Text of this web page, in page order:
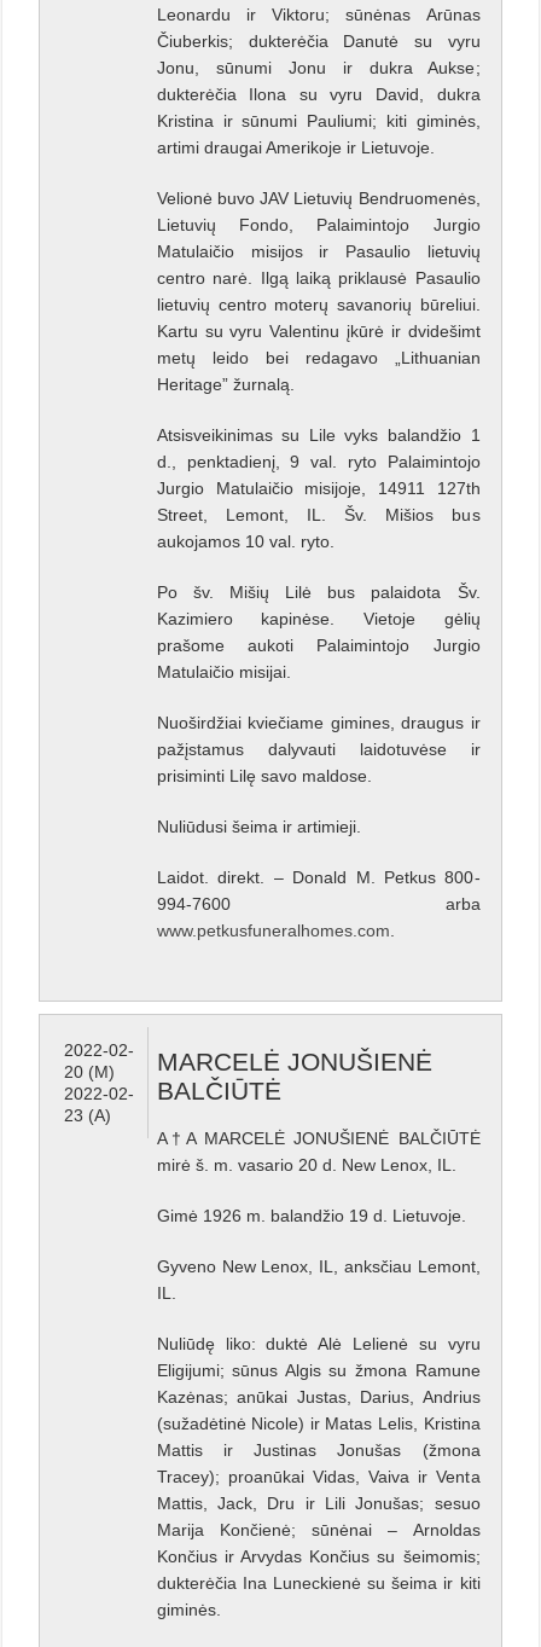
Leonardu ir Viktoru; sūnėnas Arūnas
Čiuberkis; dukterėčia Danutė su vyru
Jonu, sūnumi Jonu ir dukra Aukse;
dukterėčia Ilona su vyru David, dukra
Kristina ir sūnumi Pauliumi; kiti giminės,
artimi draugai Amerikoje ir Lietuvoje.
Velionė buvo JAV Lietuvių Bendruomenės,
Lietuvių Fondo, Palaimintojo Jurgio
Matulaičio misijos ir Pasaulio lietuvių
centro narė. Ilgą laiką priklausė Pasaulio
lietuvių centro moterų savanorių būreliui.
Kartu su vyru Valentinu įkūrė ir dvidešimt
metų leido bei redagavo „Lithuanian
Heritage” žurnalą.
Atsisveikinimas su Lile vyks balandžio 1
d., penktadienį, 9 val. ryto Palaimintojo
Jurgio Matulaičio misijoje, 14911 127th
Street, Lemont, IL. Šv. Mišios bus
aukojamos 10 val. ryto.
Po šv. Mišių Lilė bus palaidota Šv.
Kazimiero kapinėse. Vietoje gėlių
prašome aukoti Palaimintojo Jurgio
Matulaičio misijai.
Nuoširdžiai kviečiame gimines, draugus ir
pažįstamus dalyvauti laidotuvėse ir
prisiminti Lilę savo maldose.
Nuliūdusi šeima ir artimieji.
Laidot. direkt. – Donald M. Petkus 800-
994-7600 arba
www.petkusfuneralhomes.com
2022-02-
20 (M)
2022-02-
23 (A)
MARCELĖ JONUŠIENĖ
BALČIŪTĖ
A†A MARCELĖ JONUŠIENĖ BALČIŪTĖ
mirė š. m. vasario 20 d. New Lenox, IL.
Gimė 1926 m. balandžio 19 d. Lietuvoje.
Gyveno New Lenox, IL, anksčiau Lemont,
IL.
Nuliūdę liko: duktė Alė Lelienė su vyru
Eligijumi; sūnus Algis su žmona Ramune
Kazėnas; anūkai Justas, Darius, Andrius
(sužadėtinė Nicole) ir Matas Lelis, Kristina
Mattis ir Justinas Jonušas (žmona
Tracey); proanūkai Vidas, Vaiva ir Venta
Mattis, Jack, Dru ir Lili Jonušas; sesuo
Marija Končienė; sūnėnai – Arnoldas
Končius ir Arvydas Končius su šeimomis;
dukterėčia Ina Luneckienė su šeima ir kiti
giminės.